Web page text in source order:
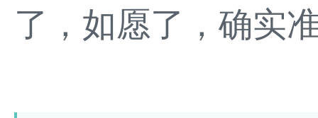
了，如愿了，确实